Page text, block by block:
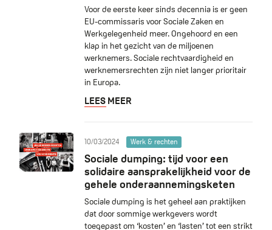
Voor de eerste keer sinds decennia is er geen
EU-commissaris voor Sociale Zaken en
Werkgelegenheid meer. Ongehoord en een
klap in het gezicht van de miljoenen
werknemers. Sociale rechtvaardigheid en
werknemersrechten zijn niet langer prioritair
in Europa.
LEES MEER
10/03/2024 Werk & rechten
Sociale dumping: tijd voor een
solidaire aansprakelijkheid voor de
gehele onderaannemingsketen
Sociale dumping is het geheel aan praktijken
dat door sommige werkgevers wordt
toegepast om ‘kosten’ en ‘lasten’ tot een strikt